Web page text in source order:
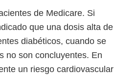
de Medicare. Si
que una dosis alta de
diabéticos, cuando se
no son concluyentes. En
un riesgo cardiovascular